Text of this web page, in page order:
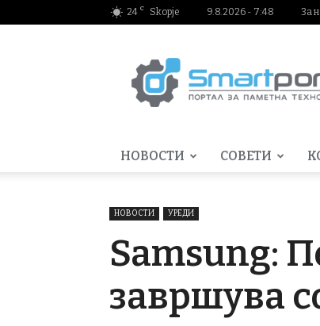
24 C Skopje 9.8.2026 - 7:48 За
НОВОСТИ СОВЕТИ
НОВОСТИ УРЕДИ
Samsung:
завршува